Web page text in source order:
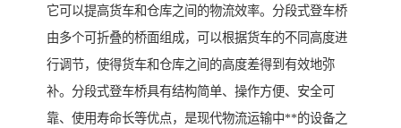
它可以提高货车和仓库之间的物流效率。分段式登车桥
由多个可折叠的桥面组成，可以根据货车的不同高度进
行调节，使得货车和仓库之间的高度差得到有效地弥
补。分段式登车桥具有结构简单、操作方便、安全可
靠、使用寿命长等优点，是现代物流运输中**的设备之